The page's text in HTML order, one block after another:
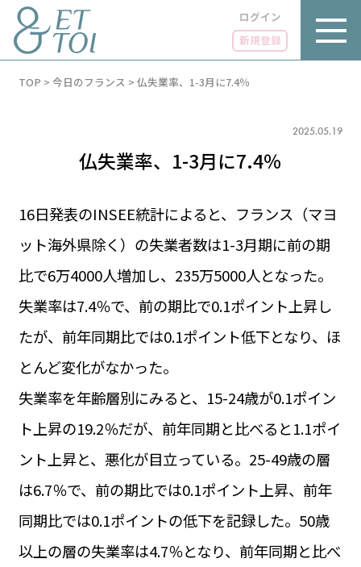
ログイン
新規登録
LUXE
グルメ
LIFE STYLE
BUSINESS
ビジネス・キャリア
INFOS PRATIQUES
TAG
タグ
#パリ
#お土産 #トリビア
#データで読み解くフランス
#フランス郵便情報
#フランス交通機関
#フランスの教育制度
#アプリ
#いざという時に
FR 23:44 ／ JP 06:44
1€＝182.52円
お問い合わせ
サイトポリシー
TOP > 今日のフランス > 仏失業率、1-3月に7.4％
2025.05.19
仏失業率、1-3月に7.4％
16日発表のINSEE統計によると、フランス（マヨ
ット海外県除く）の失業者数は1-3月期に前の期
比で6万4000人増加し、235万5000人となった。
失業率は7.4％で、前の期比で0.1ポイント上昇し
たが、前年同期比では0.1ポイント低下となり、ほ
とんど変化がなかった。
失業率を年齢層別にみると、15-24歳が0.1ポイン
ト上昇の19.2％だが、前年同期と比べると1.1ポイ
ント上昇と、悪化が目立っている。25-49歳の層
は6.7％で、前の期比では0.1ポイント上昇、前年
同期比では0.1ポイントの低下を記録した。50歳
以上の層の失業率は4.7％となり、前年同期と比べ